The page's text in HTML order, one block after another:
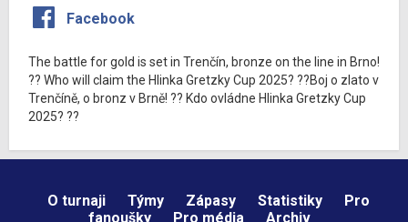
Facebook
The battle for gold is set in Trenčín, bronze on the line in Brno!
?? Who will claim the Hlinka Gretzky Cup 2025? ??Boj o zlato v
Trenčíně, o bronz v Brně! ?? Kdo ovládne Hlinka Gretzky Cup
2025? ??
O turnaji Týmy Zápasy Statistiky
Pro
fanoušky
Pro média Archiv